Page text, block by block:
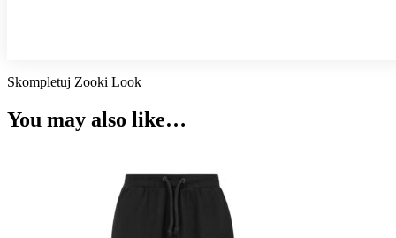
Skompletuj Zooki Look
You may also like…